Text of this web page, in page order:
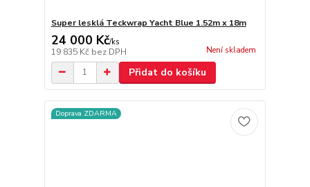
Super lesklá Teckwrap Yacht Blue 1.52m x 18m
24 000 Kč/ks
19 835 Kč bez DPH Není skladem
Přidat do košíku
Doprava ZDARMA